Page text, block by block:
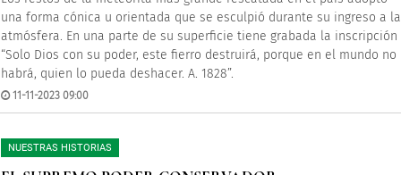
una forma cónica u orientada que se esculpió durante su ingreso a la
atmósfera. En una parte de su superficie tiene grabada la inscripción
“Solo Dios con su poder, este fierro destruirá, porque en el mundo no
habrá, quien lo pueda deshacer. A. 1828”.
11-11-2023 09:00
NUESTRAS HISTORIAS